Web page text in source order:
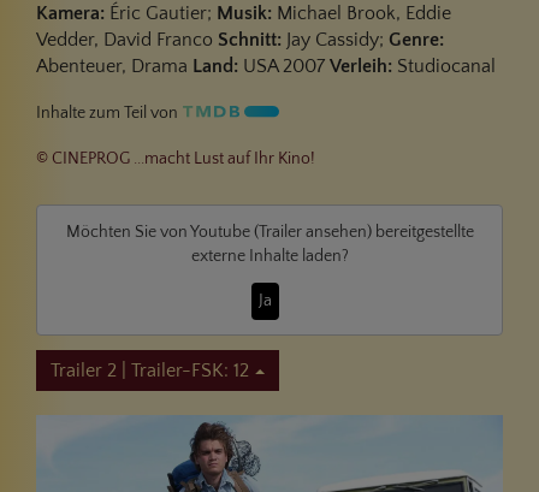
Kamera: Éric Gautier; Musik: Michael Brook, Eddie
Vedder, David Franco Schnitt: Jay Cassidy; Genre:
Abenteuer, Drama Land: USA 2007 Verleih: Studiocanal
Inhalte zum Teil von
© CINEPROG ...macht Lust auf Ihr Kino!
Möchten Sie vonYoutube (Trailer ansehen)bereitgestellte
externe Inhalte laden?
Ja
Trailer 2 | Trailer-FSK: 12